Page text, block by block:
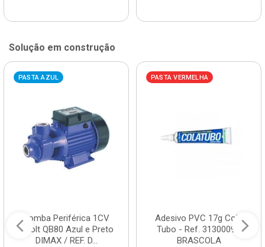
Solução em construção
PASTA AZUL
Bomba Periférica 1CV
Bivolt QB80 Azul e Preto
DIMAX / REF. D...
PASTA VERMELHA
Adesivo PVC 17g Cola
Tubo - Ref. 3130009 -
BRASCOLA